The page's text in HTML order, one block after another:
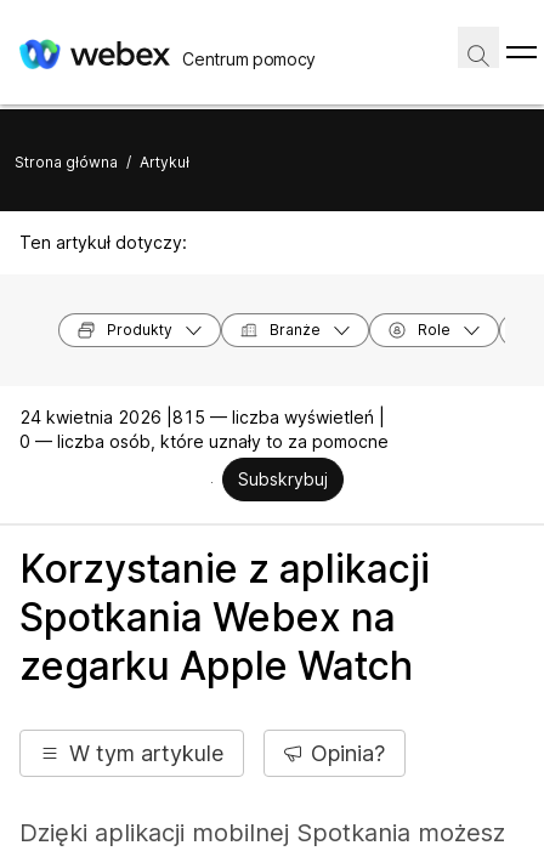
Centrum pomocy
Strona główna / Artykuł
Ten artykuł dotyczy:
Produkty Branże Role
24 kwietnia 2026 | 815 — liczba wyświetleń |
0 — liczba osób, które uznały to za pomocne
Subskrybuj
Korzystanie z aplikacji
Spotkania Webex na
zegarku Apple Watch
W tym artykule Opinia?
Dzięki aplikacji mobilnej Spotkania możesz